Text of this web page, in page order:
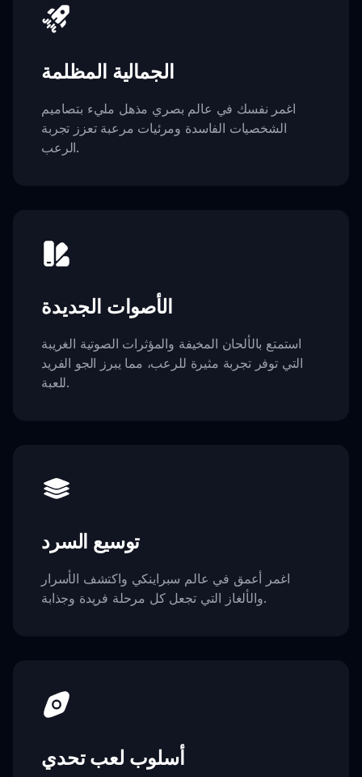
الجمالية المظلمة
اغمر نفسك في عالم بصري مذهل مليء بتصاميم
الشخصيات الفاسدة ومرئيات مرعبة تعزز تجربة
الرعب.
الأصوات الجديدة
استمتع بالألحان المخيفة والمؤثرات الصوتية الغريبة
التي توفر تجربة مثيرة للرعب، مما يبرز الجو الفريد
للعبة.
توسيع السرد
اغمر أعمق في عالم سبراينكي واكتشف الأسرار
والألغاز التي تجعل كل مرحلة فريدة وجذابة.
أسلوب لعب تحدي